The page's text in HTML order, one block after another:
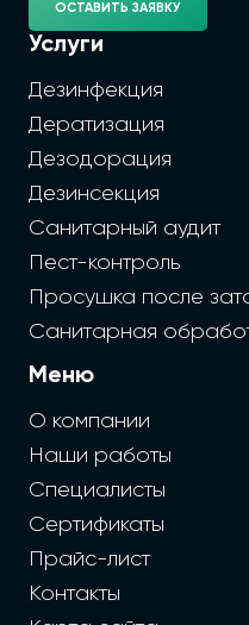
ОСТАВИТЬ ЗАЯВКУ
Услуги
Дезинфекция
Дератизация
Дезодорация
Дезинсекция
Санитарный аудит
Пест-контроль
Просушка после
Санитарная
Меню
О компании
Наши работы
Специалисты
Сертификаты
Прайс-лист
Контакты